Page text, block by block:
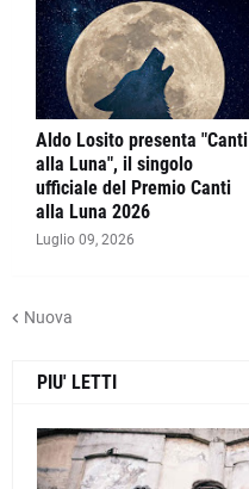
Aldo Losito presenta "Canti
alla Luna", il singolo
ufficiale del Premio Canti
alla Luna 2026
Luglio 09, 2026
Nuova
PIU' LETTI